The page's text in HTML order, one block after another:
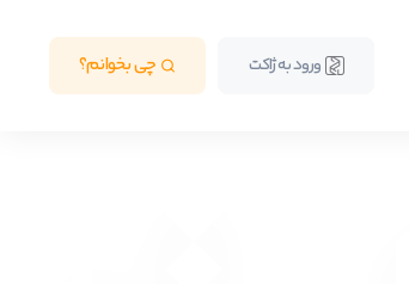
ورود به ژاکت چی بخوانم؟